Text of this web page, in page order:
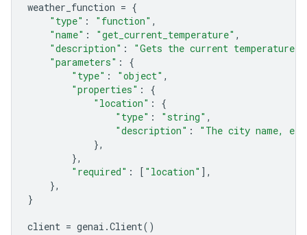
weather_function = {
"type" : "function" ,
"name" : "get_current_temperature" ,
"description" :
"Gets the current
"parameters" :
{
"type" : "object" ,
"properties" :
{
"location" :
{
"type" : "string" ,
"description" :
"The city name,
},
},
"required" : [ "location" ],
},
}
client = genai .Client()